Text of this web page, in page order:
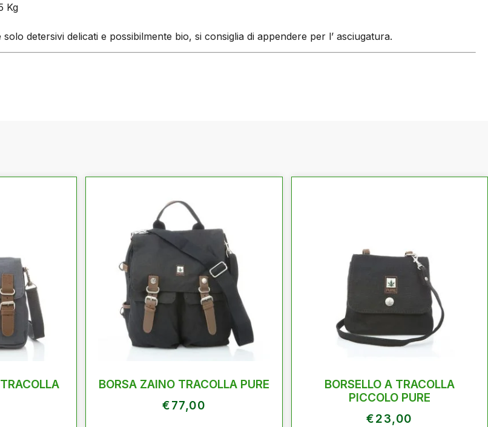
Kg
detersivi delicati e possibilmente bio, si consiglia di appendere per l’ asciugatura.
BORSA ZAINO TRACOLLA PURE
€77,00
BORSELLO A TRACOLLA
PICCOLO PURE
€23,00